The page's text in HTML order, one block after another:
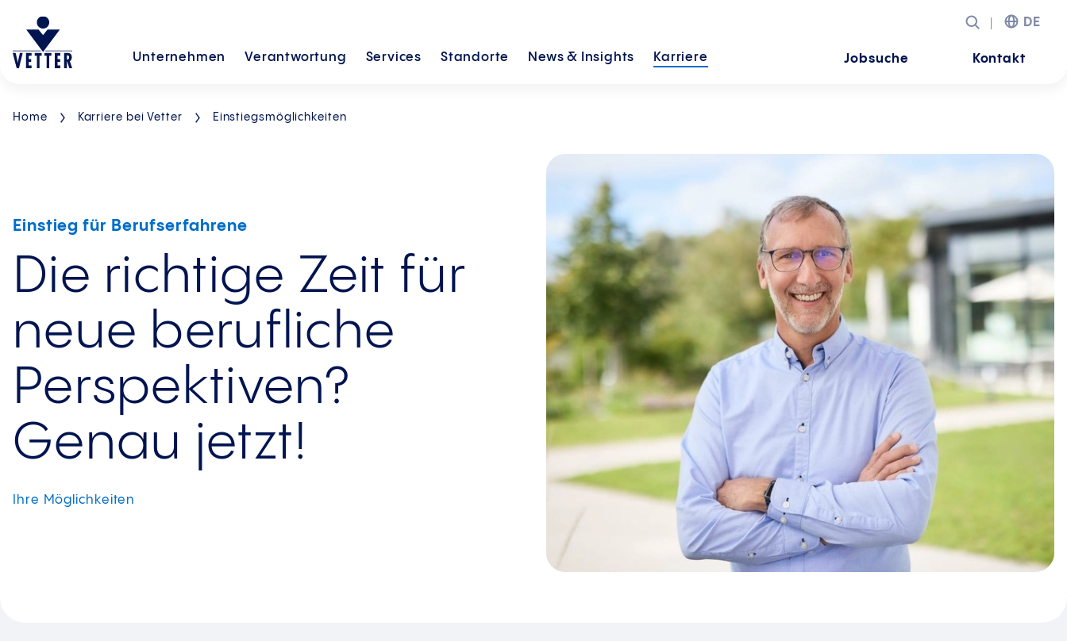
Unternehmen Verantwortung Services Standorte News & Insights Karriere
DE
Jobsuche Kontakt
Home Karriere bei Vetter Einstiegsmöglichkeiten
Einstieg für Berufserfahrene
Die richtige Zeit für
neue berufliche
Perspektiven?
Genau jetzt!
Ihre Möglichkeiten